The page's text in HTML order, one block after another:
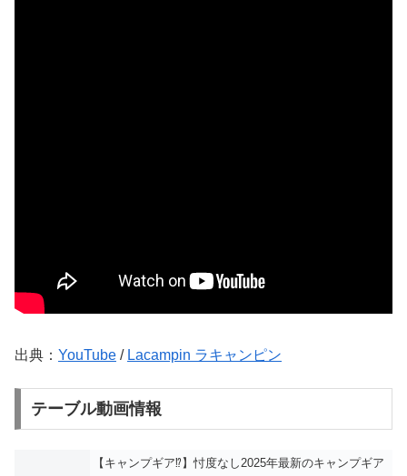
出典： YouTube / Lacampin ラキャンピン
テーブル動画情報
【キャンプギア⁉️】忖度なし2025年最新のキャンプギア